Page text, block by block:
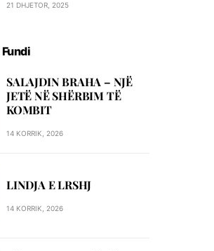
21 DHJETOR, 2025
SALAJDIN BRAHA – NJЁ
JETЁ NЁ SHЁRBIM TЁ
KOMBIT
14 KORRIK, 2026
LINDJA E LRSHJ
14 KORRIK, 2026